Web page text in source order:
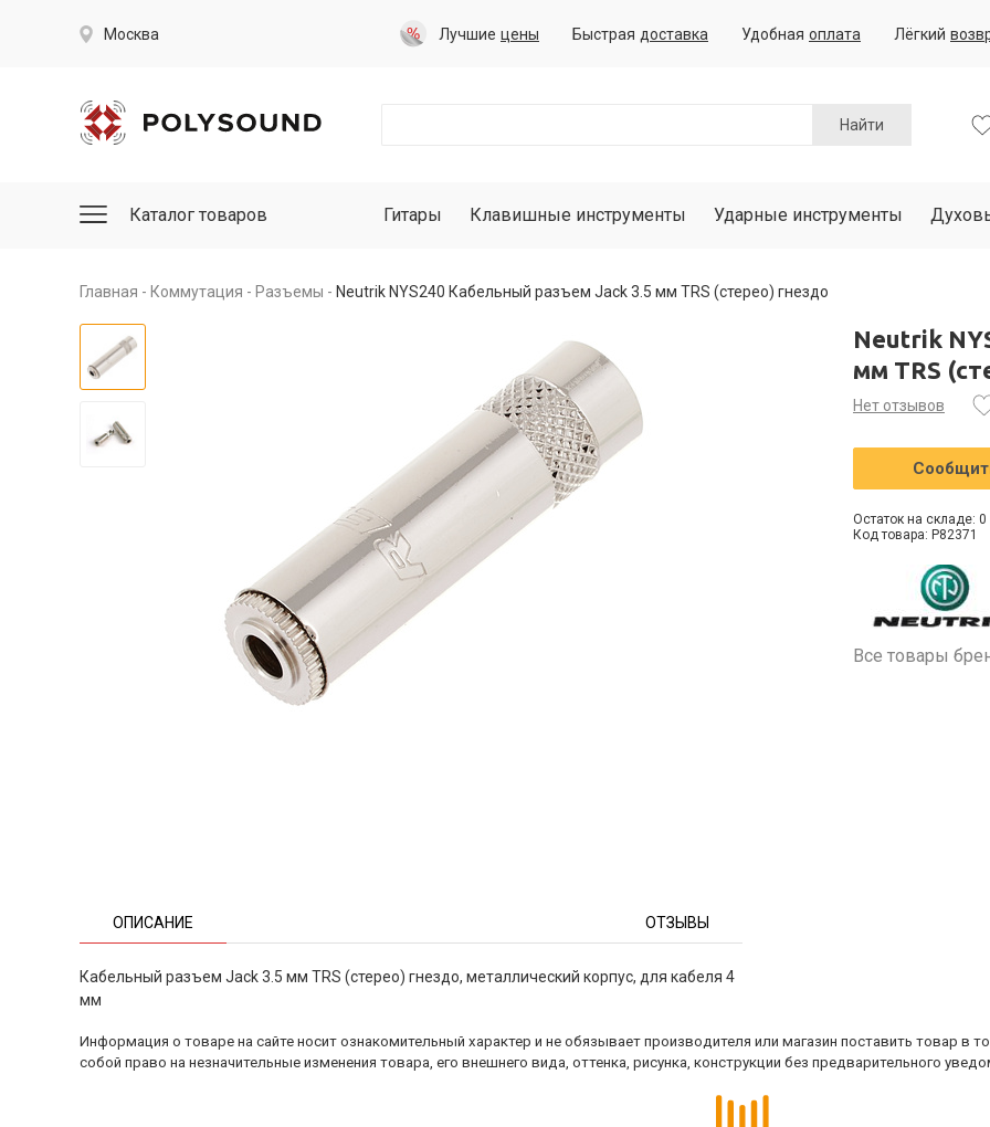
Москва Лучшие цены Быстрая доставка Удобная оплата Лёгкий
Найти
Каталог товаров Гитары Клавишные инструменты Ударные инструменты
Главная Коммутация Разъемы Neutrik NYS240 Кабельный разъем Jack 3.5 мм TRS (стерео) гнездо
ОПИСАНИЕ ОТЗЫВЫ
Кабельный разъем Jack 3.5 мм TRS (стерео) гнездо, металлический корпус, для кабеля 4
мм
Neutrik
мм TRS
Нет отзывов
Остаток на складе: 0
Код товара: P82371
Все товары
Информация о товаре на сайте носит ознакомительный характер и не обязывает производителя или магазин поставить товар в
собой право на незначительные изменения товара, его внешнего вида, оттенка, рисунка, конструкции без предварительного